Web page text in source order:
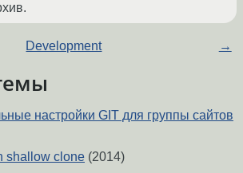
Development →
настройки GIT для группы сайтов
shallow clone (2014)